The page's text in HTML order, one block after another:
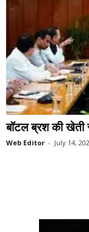
बॉटल ब्रश की खेती
Web Editor - July 14,